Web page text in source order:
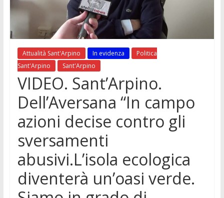
Attualità Sant'Arpino In evidenza
Politica
Sant'Arpino
Sant'Arpino
VIDEO. Sant’Arpino.
Dell’Aversana “In campo
azioni decise contro gli
sversamenti
abusivi.L’isola ecologica
diventerà un’oasi verde.